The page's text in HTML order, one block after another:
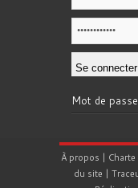
Mot de
À propos |
du site |